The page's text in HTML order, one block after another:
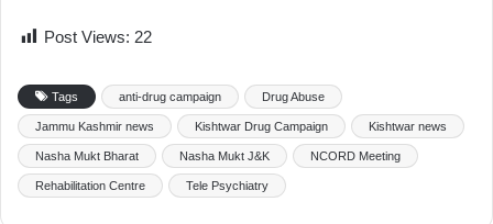
Post Views: 22
Tags anti-drug campaign Drug Abuse
Jammu Kashmir news Kishtwar Drug Campaign Kishtwar news
Nasha Mukt Bharat Nasha Mukt J&K NCORD Meeting
Rehabilitation Centre Tele Psychiatry